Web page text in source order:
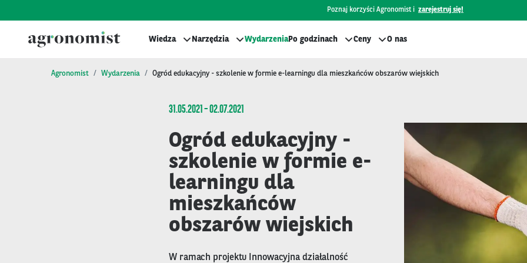
Poznaj korzyści Agronomist i zarejestruj się!
Wiedza Narzędzia WydarzeniaPo godzinach Ceny O nas
Agronomist Wydarzenia Ogród edukacyjny - szkolenie w formie e-learningu dla mieszkańców obszarów wiejskich
31.05.2021 – 02.07.2021
Ogród edukacyjny -
szkolenie w formie e-
learningu dla
mieszkańców
obszarów wiejskich
W ramach projektu Innowacyjna działalność